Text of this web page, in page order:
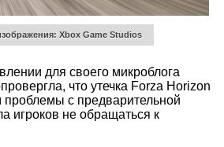
Xbox Game Studios
для своего микроблога
что утечка Forza Horizon
проблемы с предварительной
игроков не обращаться к